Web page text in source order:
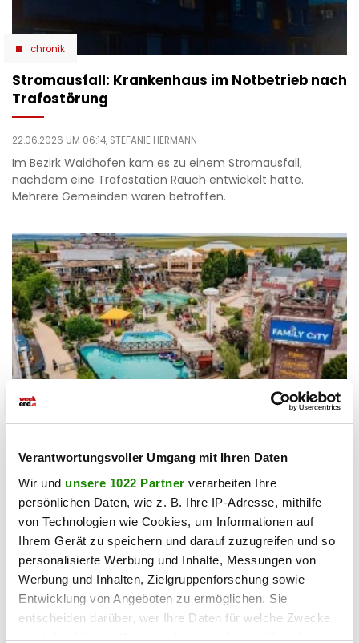
Verantwortungsvoller Umgang mit Ihren Daten
Wir und unsere 1022 Partner verarbeiten Ihre
persönlichen Daten, wie z. B. Ihre IP-Adresse, mithilfe
von Technologien wie Cookies, um Informationen auf
Ihrem Gerät zu speichern und darauf zuzugreifen und so
personalisierte Werbung und Inhalte, Messungen von
Werbung und Inhalten, Zielgruppenforschung sowie
Entwicklung von Angeboten zu ermöglichen. Sie
entscheiden darüber, wer Ihre Daten für welche Zwecke
nutzt. Sie können Ihre Einwilligung jederzeit über die
chronik
Stromausfall: Krankenhaus im Notbetrieb nach
Trafostörung
22.06.2026 UM 06:14, STEFANIE HERMANN
Im Bezirk Waidhofen kam es zu einem Stromausfall,
nachdem eine Trafostation Rauch entwickelt hatte.
Mehrere Gemeinden waren betroffen.
niederösterreich
Am 27. Juni findet in der Family City eine besondere
Schatzsuche statt. Als Hauptpreis wartet ein Goldnugget im
Wert von 2.000 Euro.